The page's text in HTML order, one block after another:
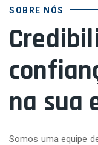
SOBRE NÓS
na sua
Somos uma equipe